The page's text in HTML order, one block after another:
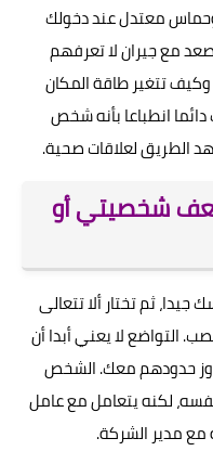
وحماس معتدل عند دخولك
مع جيران لا تعرفهم
تتغير طاقة المكان
دائما انطباعا بأنه شخص
الطريق لعلاقات صحية.
شخصيتي أو
ثم تختار ألا تتعالى
التواضع لا يعني أبدا أن
حدودهم معك. الشخص
لكنه يتعامل مع عامل
مع مدير الشركة.